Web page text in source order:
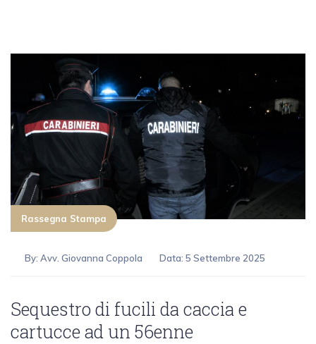
Rassegna Stampa
By: Avv. Giovanna Coppola Data: 5 Settembre 2025
Sequestro di fucili da caccia e
cartucce ad un 56enne